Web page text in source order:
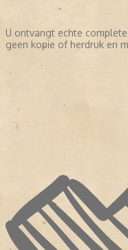
U ontvangt echte
geen kopie of herdruk en